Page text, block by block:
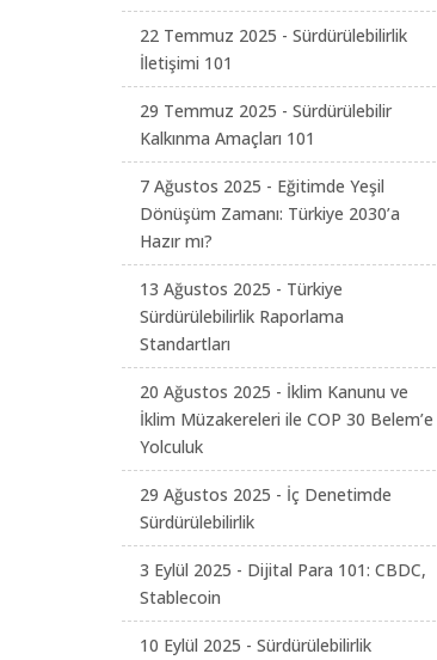
22 Temmuz 2025 - Sürdürülebilirlik
İletişimi 101
29 Temmuz 2025 - Sürdürülebilir
Kalkınma Amaçları 101
7 Ağustos 2025 - Eğitimde Yeşil
Dönüşüm Zamanı: Türkiye 2030’a
Hazır mı?
13 Ağustos 2025 - Türkiye
Sürdürülebilirlik Raporlama
Standartları
20 Ağustos 2025 - İklim Kanunu ve
İklim Müzakereleri ile COP 30 Belem’e
Yolculuk
29 Ağustos 2025 - İç Denetimde
Sürdürülebilirlik
3 Eylül 2025 - Dijital Para 101: CBDC,
Stablecoin
10 Eylül 2025 - Sürdürülebilirlik